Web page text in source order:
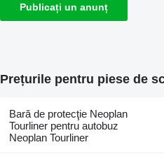
Publicați un anunț
Prețurile pentru piese de
Bară de protecţie Neoplan
Tourliner pentru autobuz
Neoplan Tourliner